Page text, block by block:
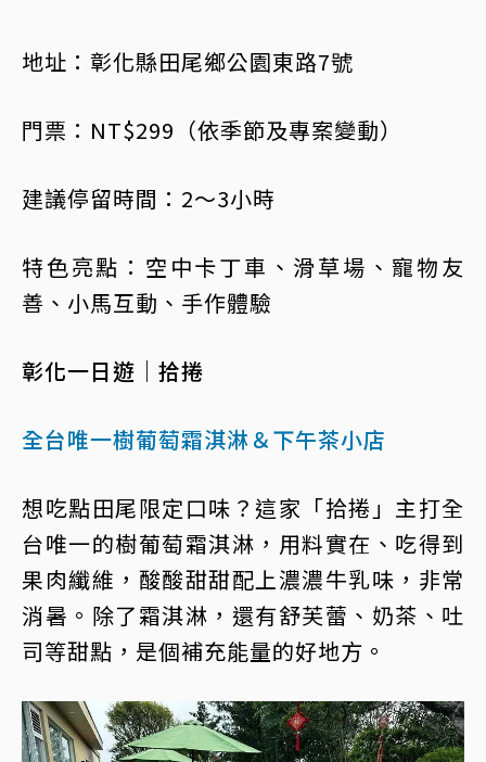
地址：彰化縣田尾鄉公園東路7號
門票：NT$299（依季節及專案變動）
建議停留時間：2～3小時
特色亮點：空中卡丁車、滑草場、寵物友
善、小馬互動、手作體驗
彰化一日遊｜拾捲
全台唯一樹葡萄霜淇淋＆下午茶小店
想吃點田尾限定口味？這家「拾捲」主打全
台唯一的樹葡萄霜淇淋，用料實在、吃得到
果肉纖維，酸酸甜甜配上濃濃牛乳味，非常
消暑。除了霜淇淋，還有舒芙蕾、奶茶、吐
司等甜點，是個補充能量的好地方。